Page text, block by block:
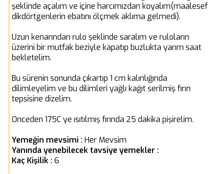
şeklinde açalım ve içine harcımızdan koyalım(maalesef
dikdörtgenlerin ebatını ölçmek aklıma gelmedi).
Uzun kenarından rulo şeklinde saralım ve ruloların
üzerini bir mutfak beziyle kapatıp buzlukta yarım saat
bekletelim.
Bu sürenin sonunda çıkartıp 1 cm kalınlığında
dilimleyelim ve bu dilimleri yağlı kağıt serilmiş fırın
tepsisine dizelim.
Onceden 175C ye ısıtılmış fırında 25 dakika pişirelim.
Yemeğin mevsimi : Her Mevsim
Yanında yenebilecek tavsiye yemekler :
Kaç Kişilik : 6